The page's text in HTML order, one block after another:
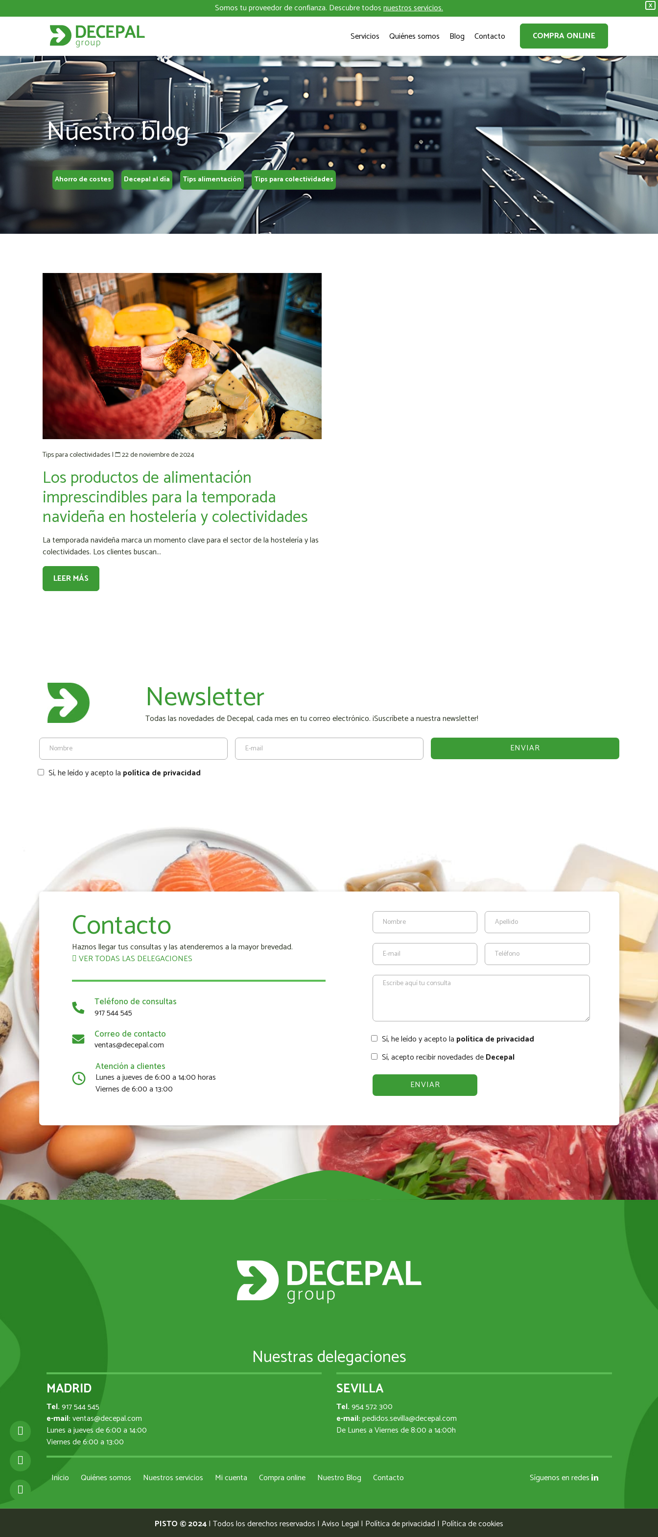
X
Somos tu proveedor de confianza. Descubre todosnuestros servicios.
Servicios Quiénes somos Blog Contacto COMPRA ONLINE
Nuestro blog
Ahorro de costes Decepal al día Tips alimentación Tips para colectividades
Tips para colectividades| 22 de noviembre de 2024
Los productos de alimentación
imprescindibles para la temporada
navideña en hostelería y colectividades
La temporada navideña marca un momento clave para el sector de la hostelería y las
colectividades. Los clientes buscan...
LEER MÁS
Newsletter
Todas las novedades de Decepal, cada mes en tu correo electrónico. ¡Suscríbete a nuestra newsletter!
Sí, he leído y acepto la política de privacidad
Contacto
Haznos llegar tus consultas y las atenderemos a la mayor brevedad.
VER TODAS LAS DELEGACIONES
Teléfono de consultas
917 544 545
Correo de contacto
ventas@decepal.com
Atención a clientes
Lunes a jueves de 6:00 a 14:00 horas
Viernes de 6:00 a 13:00
Sí, he leído y acepto la política de privacidad
Sí, acepto recibir novedades deDecepal
Nuestras delegaciones
MADRID
Tel.917 544 545
e-mail:ventas@decepal.com
Lunes a jueves de 6:00 a 14:00
Viernes de 6:00 a 13:00
SEVILLA
Tel.954 572 300
e-mail:pedidos.sevilla@decepal.com
De Lunes a Viernes de 8:00 a 14:00h
Inicio Quiénes somos Nuestros servicios Mi cuenta Compra online Nuestro Blog Contacto Síguenos en redes
PISTO © 2024| Todos los derechos reservados | Aviso Legal | Política de privacidad | Política de cookies